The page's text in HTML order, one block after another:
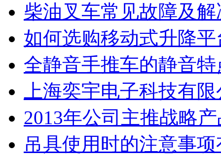
柴油叉车常见故障及
如何选购移动式升降平
全静音手推车的静音特
上海奕宇电子科技有
2013年公司主推战略
吊具使用时的注意事